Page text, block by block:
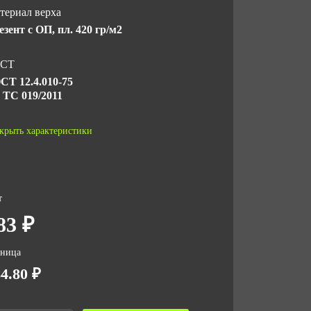
верха
с ОП, пл. 420 гр/м2
12.4.010-75
019/2011
в упаковке
за ед,м3
характеристики
₽
₽